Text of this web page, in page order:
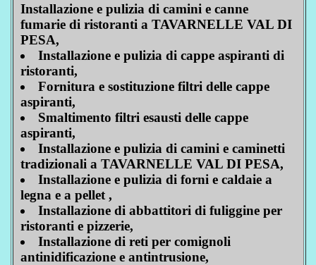
Installazione e pulizia di camini e canne
fumarie di ristoranti a TAVARNELLE VAL DI
PESA,
Installazione e pulizia di cappe aspiranti di
ristoranti,
Fornitura e sostituzione filtri delle cappe
aspiranti,
Smaltimento filtri esausti delle cappe
aspiranti,
Installazione e pulizia di camini e caminetti
tradizionali a TAVARNELLE VAL DI PESA,
Installazione e pulizia di forni e caldaie a
legna e a pellet ,
Installazione di abbattitori di fuliggine per
ristoranti e pizzerie,
Installazione di reti per comignoli
antinidificazione e antintrusione,